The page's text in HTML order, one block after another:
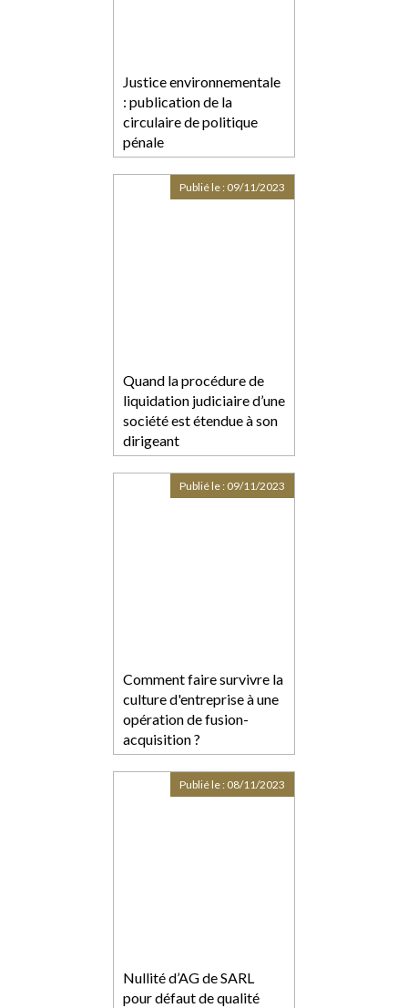
Justice environnementale
: publication de la
circulaire de politique
pénale
Quand la procédure de
liquidation judiciaire d’une
société est étendue à son
dirigeant
Publié le : 09/11/2023
Comment faire survivre la
culture d'entreprise à une
opération de fusion-
acquisition ?
Publié le : 09/11/2023
Nullité d’AG de SARL
pour défaut de qualité
Publié le : 08/11/2023